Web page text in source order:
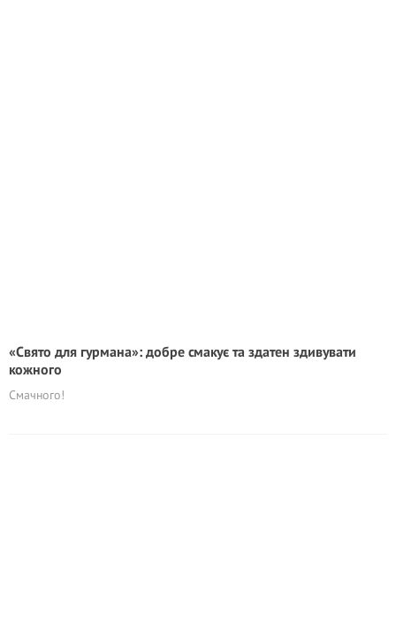
«Свято для гурмана»: добре смакує та здатен здивувати
кожного
Смачного!